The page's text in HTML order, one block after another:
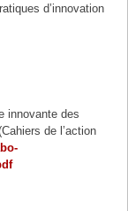
d’innovation
innovante des
de l’action